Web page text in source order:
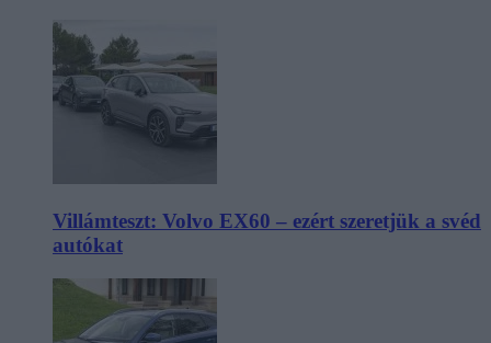
Villámteszt: Volvo EX60 – ezért szeretjük a svéd
autókat